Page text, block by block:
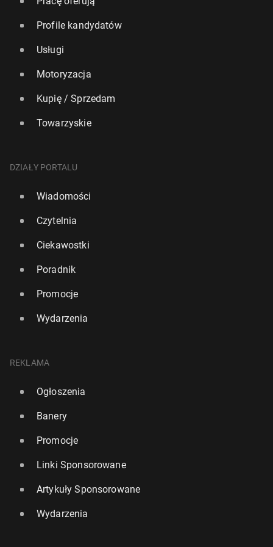
Profile kandydatów
Usługi
Motoryzacja
Kupię / Sprzedam
Towarzyskie
DZIAŁY PORTALU
Wiadomości
Czytelnia
Ciekawostki
Poradnik
Promocje
Wydarzenia
REKLAMA
Ogłoszenia
Banery
Promocje
Linki Sponsorowane
Artykuły Sponsorowane
Wydarzenia